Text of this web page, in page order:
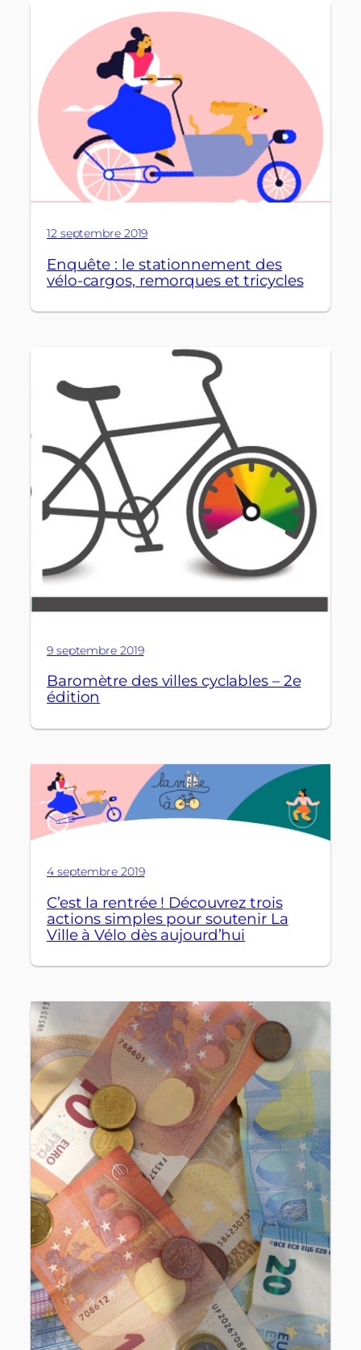
12 septembre 2019
Enquête : le stationnement des
vélo-cargos, remorques et tricycles
9 septembre 2019
Baromètre des villes cyclables – 2e
édition
4 septembre 2019
C’est la rentrée ! Découvrez trois
actions simples pour soutenir La
Ville à Vélo dès aujourd’hui